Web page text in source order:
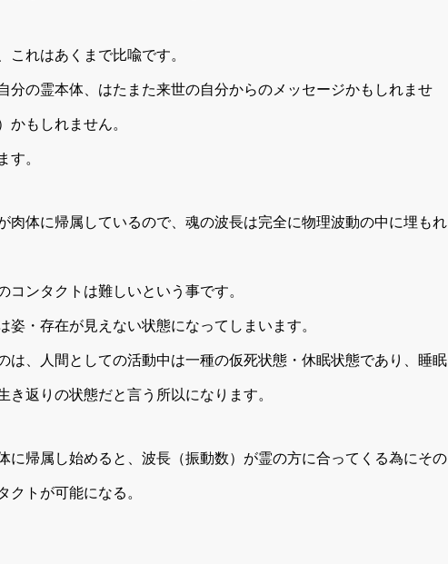
これはあくまで比喩です。
分の霊本体、はたまた来世の自分からのメッセージかもしれませ
かもしれません。
す。
肉体に帰属しているので、魂の波長は完全に物理波動の中に埋もれ
コンタクトは難しいという事です。
姿・存在が見えない状態になってしまいます。
は、人間としての活動中は一種の仮死状態・休眠状態であり、睡眠
き返りの状態だと言う所以になります。
に帰属し始めると、波長（振動数）が霊の方に合ってくる為にその
クトが可能になる。